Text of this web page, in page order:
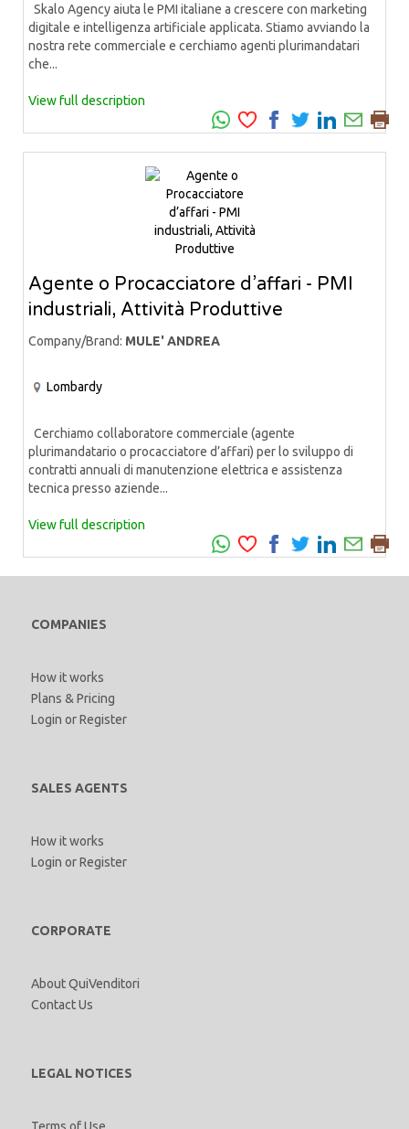
Skalo Agency aiuta le PMI italiane a crescere con marketing
digitale e intelligenza artificiale applicata. Stiamo avviando la
nostra rete commerciale e cerchiamo agenti plurimandatari
che...
View full description
Agente o Procacciatore d’affari - PMI
industriali, Attività Produttive
Company/Brand: MULE' ANDREA
Lombardy
Cerchiamo collaboratore commerciale (agente
plurimandatario o procacciatore d’affari) per lo sviluppo di
contratti annuali di manutenzione elettrica e assistenza
tecnica presso aziende...
View full description
COMPANIES
How it works
Plans & Pricing
Login orRegister
SALES AGENTS
How it works
Login orRegister
CORPORATE
About QuiVenditori
Contact Us
LEGAL NOTICES